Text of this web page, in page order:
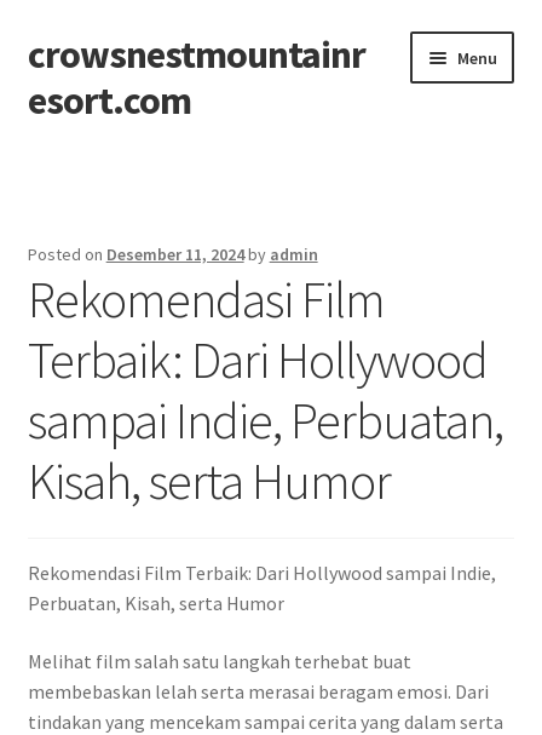
Skip
to
navigation
Skip
to
content
crowsnestmountainr
esort.com
Menu
Contact
Disclaimer
Privacy Policy
Sitemap
Posted on Desember 11, 2024by admin
Rekomendasi Film
Terbaik: Dari Hollywood
sampai Indie, Perbuatan,
Kisah, serta Humor
Rekomendasi Film Terbaik: Dari Hollywood sampai Indie,
Perbuatan, Kisah, serta Humor
Melihat film salah satu langkah terhebat buat
membebaskan lelah serta merasai beragam emosi. Dari
tindakan yang mencekam sampai cerita yang dalam serta